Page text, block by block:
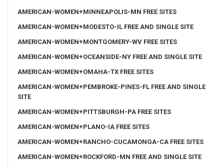
AMERICAN-WOMEN+MINNEAPOLIS-MN FREE SITES
AMERICAN-WOMEN+MODESTO-IL FREE AND SINGLE SITE
AMERICAN-WOMEN+MONTGOMERY-WV FREE SITES
AMERICAN-WOMEN+OCEANSIDE-NY FREE AND SINGLE SITE
AMERICAN-WOMEN+OMAHA-TX FREE SITES
AMERICAN-WOMEN+PEMBROKE-PINES-FL FREE AND SINGLE
SITE
AMERICAN-WOMEN+PITTSBURGH-PA FREE SITES
AMERICAN-WOMEN+PLANO-IA FREE SITES
AMERICAN-WOMEN+RANCHO-CUCAMONGA-CA FREE SITES
AMERICAN-WOMEN+ROCKFORD-MN FREE AND SINGLE SITE